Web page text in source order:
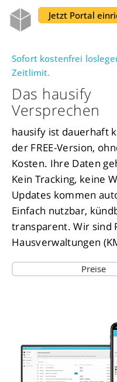
Jetzt Portal
​Sofort kostenfrei
Zeitlimit.
Das hausify
Versprechen
hausify ist dauerhaft
der FREE-Version,
Kosten. Ihre Daten
Kein Tracking, keine
Updates kommen
Einfach nutzbar,
transparent. Wir sind
Hausverwaltungen
Preise